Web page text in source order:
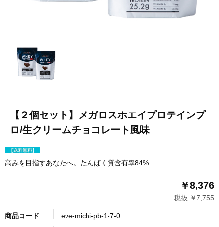
【２個セット】メガロスホエイプロテインプ
ロ/生クリームチョコレート風味
高みを目指すあなたへ。たんぱく質含有率84%
￥8,376
税抜 ￥7,755
商品コード eve-michi-pb-1-7-0